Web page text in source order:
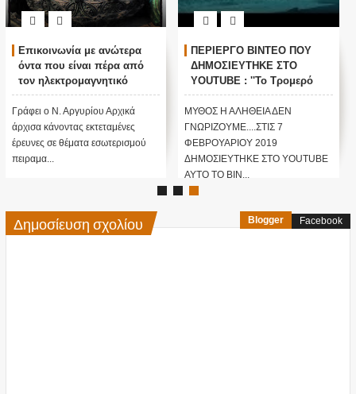
Επικοινωνία με ανώτερα
όντα που είναι πέρα από
τον ηλεκτρομαγνητικό
φράχτη της γης!
Γράφει ο Ν. Αργυρίου Αρχικά
άρχισα κάνοντας εκτεταμένες
έρευνες σε θέματα εσωτερισμού
πειραμα...
ΠΕΡΙΕΡΓΟ ΒΙΝΤΕΟ ΠΟΥ
ΔΗΜΟΣΙΕΥΤΗΚΕ ΣΤΟ
YOUTUBE : ''Το Τρομερό
ΚΑΛΕΣΜΑ ΤΟΥ ΚΘΟΥΛΟΥ''!!
ΜΥΘΟΣ Η ΑΛΗΘΕΙΑ ΔΕΝ
ΓΝΩΡΙΖΟΥΜΕ....ΣΤΙΣ 7
ΦΕΒΡΟΥΑΡΙΟΥ 2019
ΔΗΜΟΣΙΕΥΤΗΚΕ ΣΤΟ YOUTUBE
ΑΥΤΟ ΤΟ ΒΙΝ...
Δημοσίευση σχολίου Blogger Facebook